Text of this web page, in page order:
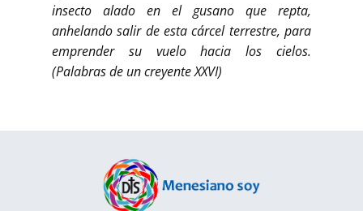
insecto alado en el gusano que repta,
anhelando salir de esta cárcel terrestre, para
emprender su vuelo hacia los cielos.
(Palabras de un creyente XXVI)